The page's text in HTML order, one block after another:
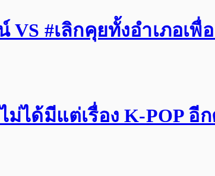
#เลิกคุยทั้งอำเภอเพื่
ม่ได้มีแต่เรื่อง K-POP อี